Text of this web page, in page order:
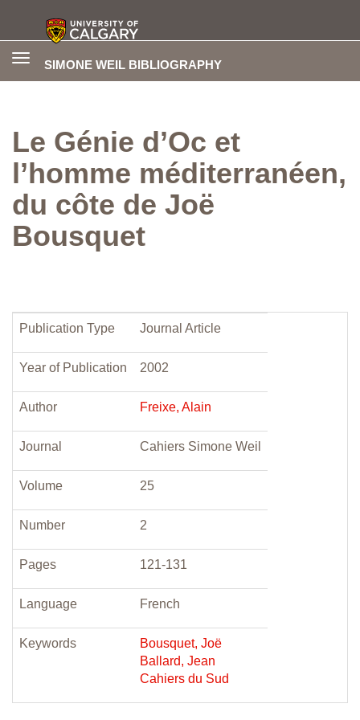
SIMONE WEIL BIBLIOGRAPHY
Toggle
Le Génie d’Oc et
l’homme méditerranéen,
du côte de Joë
Bousquet
Publication Type Journal Article
Year of Publication 2002
Author Freixe, Alain
Journal Cahiers Simone Weil
Volume 25
Number 2
Pages 121-131
Language French
Keywords
Bousquet, Joë
Ballard, Jean
Cahiers du Sud